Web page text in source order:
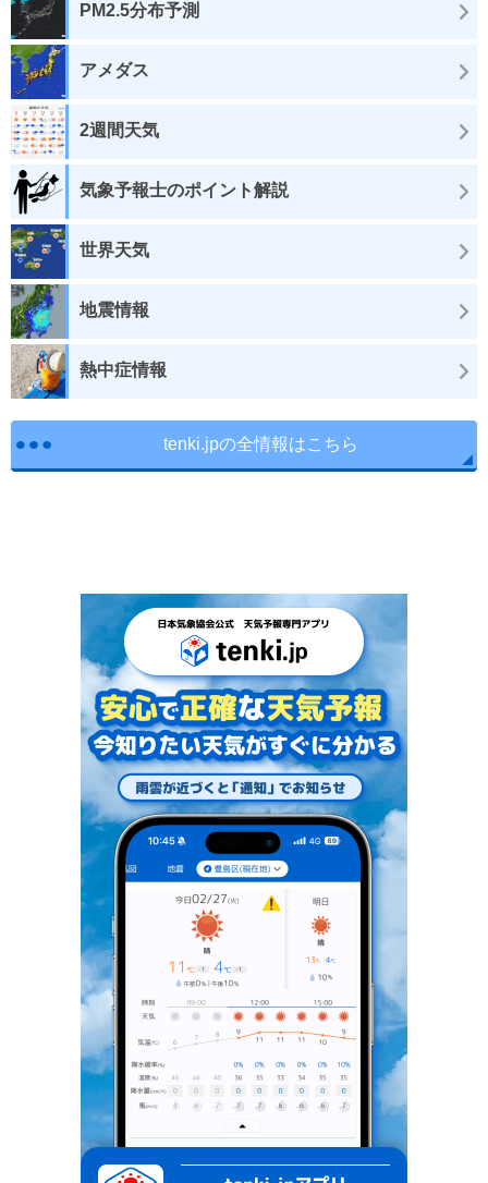
PM2.5分布予測
アメダス
2週間天気
気象予報士のポイント解説
世界天気
地震情報
熱中症情報
tenki.jpの全情報はこちら